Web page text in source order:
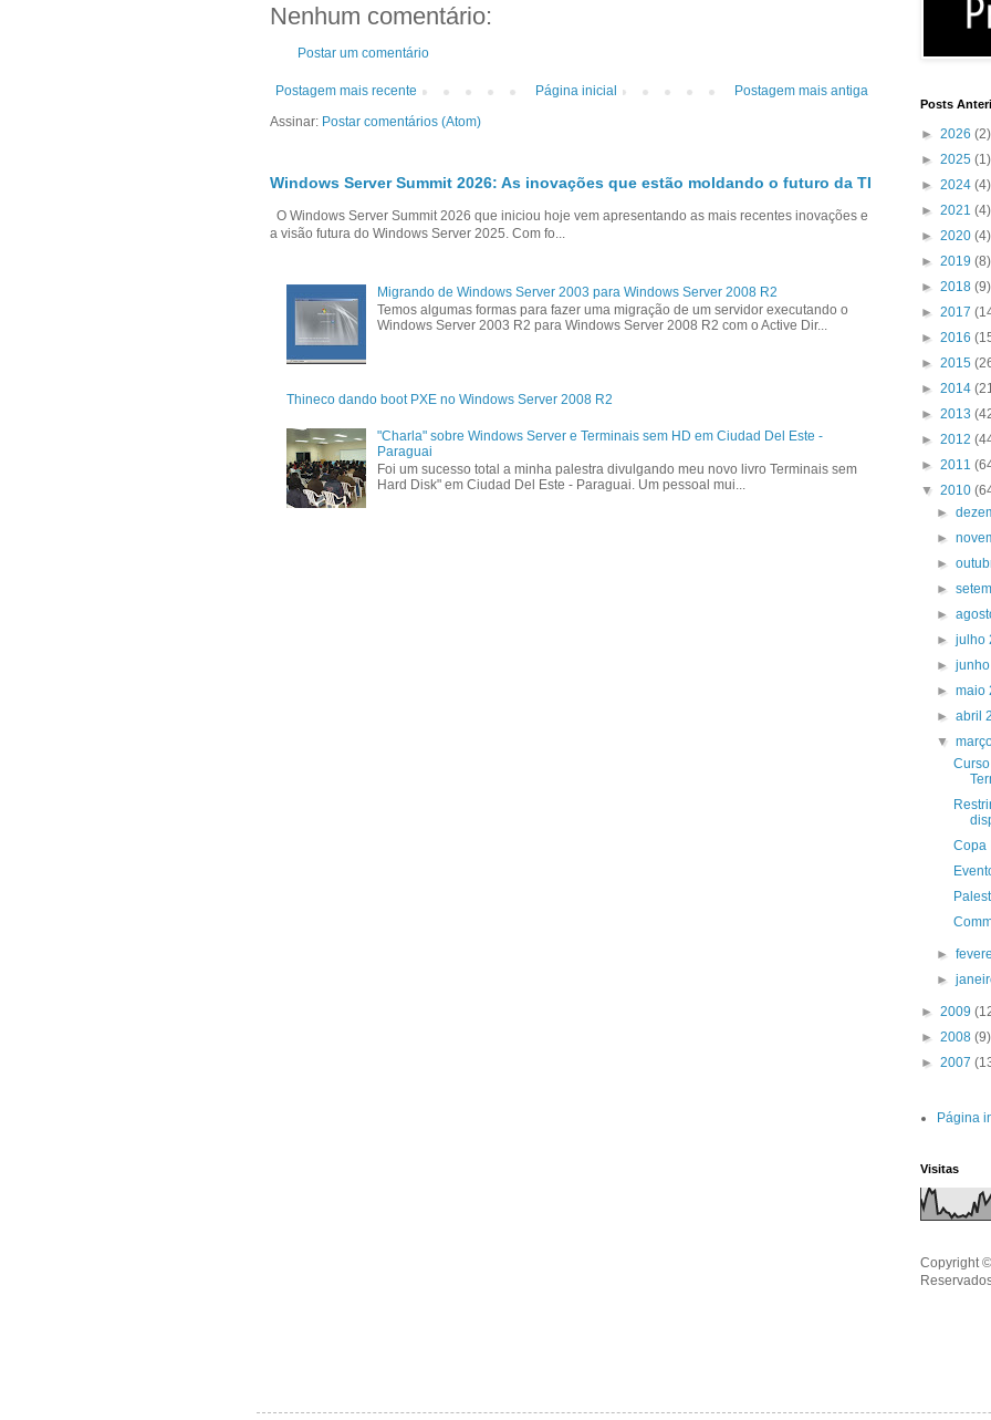
Nenhum comentário:
Postar um comentário
Postagem mais recente Postagem mais antiga
Página inicial
Assinar: Postar comentários (Atom)
Windows Server Summit 2026: As inovações que estão moldando o futuro da TI
O Windows Server Summit 2026 que iniciou hoje vem apresentando as mais recentes inovações e
a visão futura do Windows Server 2025. Com fo...
Migrando de Windows Server 2003 para Windows Server 2008 R2
Temos algumas formas para fazer uma migração de um servidor executando o
Windows Server 2003 R2 para Windows Server 2008 R2 com o Active Dir...
Thineco dando boot PXE no Windows Server 2008 R2
"Charla" sobre Windows Server e Terminais sem HD em Ciudad Del Este -
Paraguai
Foi um sucesso total a minha palestra divulgando meu novo livro Terminais sem
Hard Disk" em Ciudad Del Este - Paraguai. Um pessoal mui...
Posts
► 2026 (2)
► 2025 (1)
► 2024 (4)
► 2021 (4)
► 2020 (4)
► 2019 (8)
► 2018 (9)
► 2017
► 2016
► 2015
► 2014
► 2013
► 2012
► 2011
▼ 2010
►
►
►
►
►
►julho
►
►maio
►abril
▼
Copa
►
►
► 2009
► 2008 (9)
► 2007
Página
Visitas
Copyright